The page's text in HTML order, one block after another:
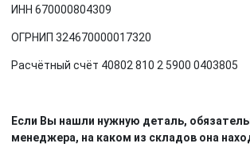
ИНН 670000804309
ОГРНИП 324670000017320
Расчётный счёт 40802 810 2 5900 0403805
Если Вы нашли нужную деталь,
менеджера, на каком из складов она